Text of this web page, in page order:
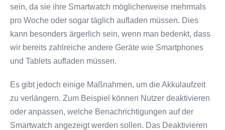
sein, da sie ihre Smartwatch möglicherweise mehrmals
pro Woche oder sogar täglich aufladen müssen. Dies
kann besonders ärgerlich sein, wenn man bedenkt, dass
wir bereits zahlreiche andere Geräte wie Smartphones
und Tablets aufladen müssen.
Es gibt jedoch einige Maßnahmen, um die Akkulaufzeit
zu verlängern. Zum Beispiel können Nutzer deaktivieren
oder anpassen, welche Benachrichtigungen auf der
Smartwatch angezeigt werden sollen. Das Deaktivieren